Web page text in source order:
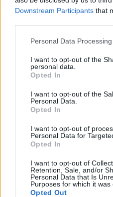
Downstream Participants that
Please note that this website/
not limited to your visit or
grant or deny consent to
use your data for below
consent section.
Personal Data
I want to opt-out of the
personal data.
Opted In
I want to opt-out of the
Personal Data.
Opted In
I want to opt-out of
Personal Data for
Opted In
I want to opt-out of
Retention, Sale, and/or
Personal Data that Is
Purposes for which it was
Opted Out
«Αυτοδιοίκητο ζητάς και
ότι μόνος σου μπορείς
πανεπιστήμιο δεχθεί να
ηλεκτρονικό τρόπο, εκεί